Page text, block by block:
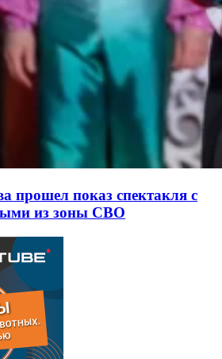
прошел показ спектакля с
из зоны СВО